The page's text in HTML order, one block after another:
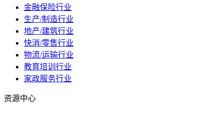
金融保险行业
生产/制造行业
地产/建筑行业
快消/零售行业
物流/运输行业
教育培训行业
家政服务行业
资源中心